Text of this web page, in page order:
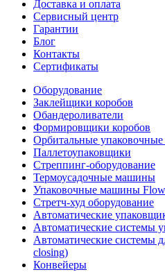
Доставка и оплата
Сервисный центр
Гарантии
Блог
Контакты
Сертификаты
Оборудование
Заклейщики коробов
Обандероливатели
Формировщики коробов
Орбитальные
Паллетоупаковщики
Стреппинг-оборудование
Термоусадочные машины
Упаковочные машины
Стретч-худ оборудование
Автоматические
Автоматические системы
Автоматические системы
closing)
Конвейеры